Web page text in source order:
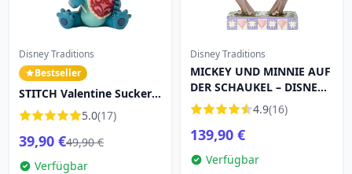
Disney Traditions
Bestseller
STITCH Valentine Sucker
für die Liebe - DISNEY
TRADITIONS
5.0(17)
39,90 €49,90 €
Verfügbar
Disney Traditions
MICKEY UND MINNIE AUF
DER SCHAUKEL – DISNEY
TRADITIONS4.9(16)
139,90 €
Verfügbar